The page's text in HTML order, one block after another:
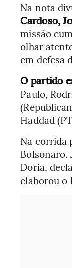
Na nota
Cardoso,
missão
olhar
em defesa
O partido
Paulo,
Haddad
Na corrida
Bolsonaro.
Doria,
elaborou o